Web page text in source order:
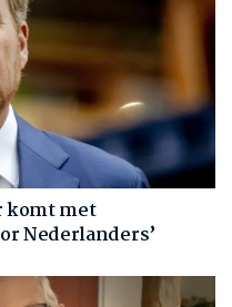
komt met
Nederlanders’